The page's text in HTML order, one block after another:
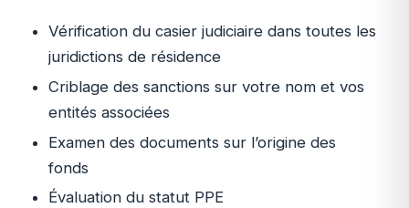
Vérification du casier judiciaire dans toutes les
juridictions de résidence
Criblage des sanctions sur votre nom et vos
entités associées
Examen des documents sur l’origine des
fonds
Évaluation du statut PPE